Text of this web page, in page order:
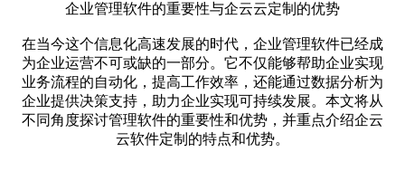
企业管理软件的重要性与企云云定制的优势
在当今这个信息化高速发展的时代，企业管理软件已经成
为企业运营不可或缺的一部分。它不仅能够帮助企业实现
业务流程的自动化，提高工作效率，还能通过数据分析为
企业提供决策支持，助力企业实现可持续发展。本文将从
不同角度探讨管理软件的重要性和优势，并重点介绍企云
云软件定制的特点和优势。